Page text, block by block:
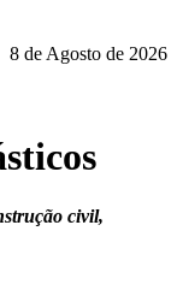
8 de Agosto de 2026
civil,